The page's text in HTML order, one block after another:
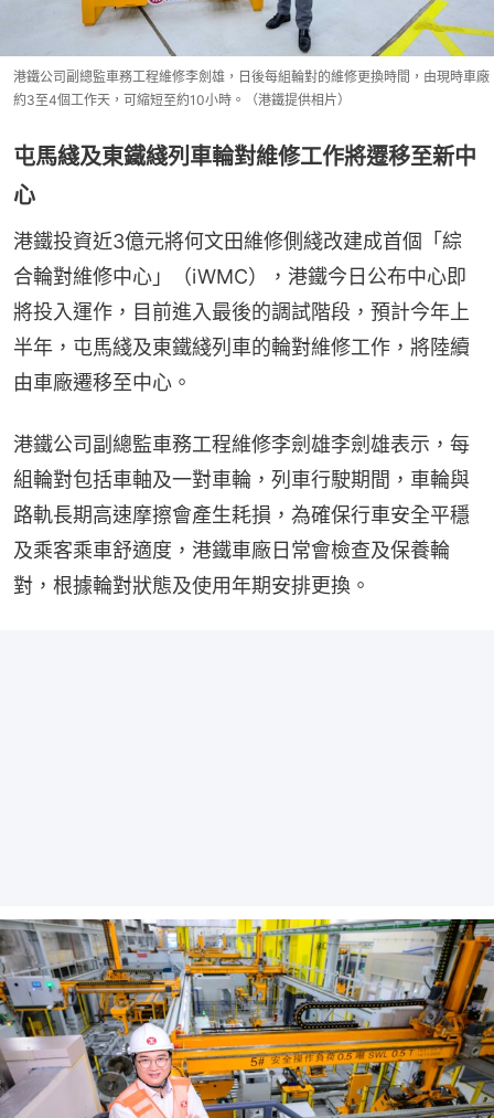
港鐵公司副總監車務工程維修李劍雄，日後每組輪對的維修更換時間，由現時車廠
約3至4個工作天，可縮短至約10小時。（港鐵提供相片）
屯馬綫及東鐵綫列車輪對維修工作將遷移至新中
心
港鐵投資近3億元將何文田維修側綫改建成首個「綜
合輪對維修中心」（iWMC），港鐵今日公布中心即
將投入運作，目前進入最後的調試階段，預計今年上
半年，屯馬綫及東鐵綫列車的輪對維修工作，將陸續
由車廠遷移至中心。
港鐵公司副總監車務工程維修李劍雄李劍雄表示，每
組輪對包括車軸及一對車輪，列車行駛期間，車輪與
路軌長期高速摩擦會產生耗損，為確保行車安全平穩
及乘客乘車舒適度，港鐵車廠日常會檢查及保養輪
對，根據輪對狀態及使用年期安排更換。